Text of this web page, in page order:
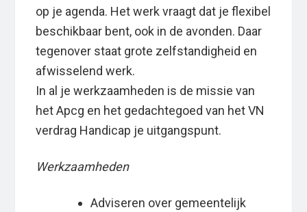
op je agenda. Het werk vraagt dat je flexibel
beschikbaar bent, ook in de avonden. Daar
tegenover staat grote zelfstandigheid en
afwisselend werk.
In al je werkzaamheden is de missie van
het Apcg en het gedachtegoed van het VN
verdrag Handicap je uitgangspunt.
Werkzaamheden
Adviseren over gemeentelijk